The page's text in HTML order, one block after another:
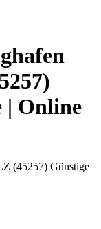
| Online
(45257) Günstige